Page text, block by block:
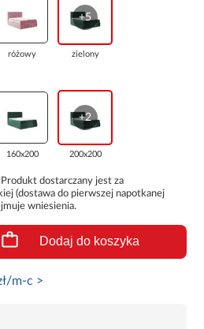
różowy
+5
zielony
160x200
+2
200x200
dostarczany jest za
(dostawa do pierwszej napotkanej
wniesienia.
Dodaj do koszyka
m-c >